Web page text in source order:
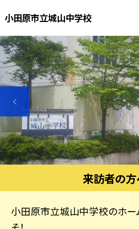
小田原市立城山中学校
来訪者の方
小田原市立城山中学校のホー